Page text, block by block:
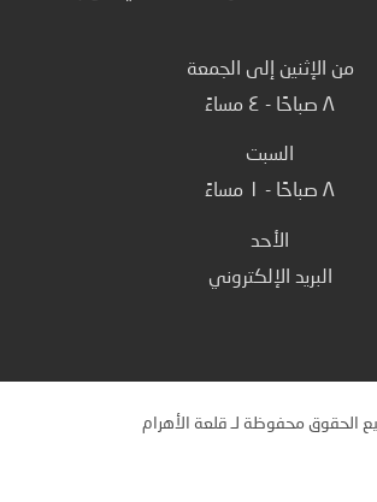
من الإثنين إلى الجمعة
٨ صباحًا - ٤ مساءً
السبت
٨ صباحًا - ١ مساءً
الأحد
البريد الإلكتروني
الحقوق محفوظة لـ قلعة الأهرام